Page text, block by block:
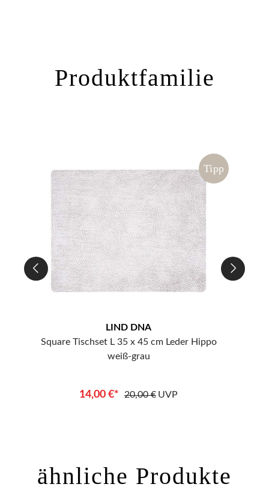
Produktfamilie
Tipp
LIND DNA
Square Tischset L 35 x 45 cm Leder Hippo
weiß-grau
14,00 €* 20,00 € UVP
ähnliche Produkte